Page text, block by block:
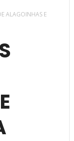
ALAGOINHAS E